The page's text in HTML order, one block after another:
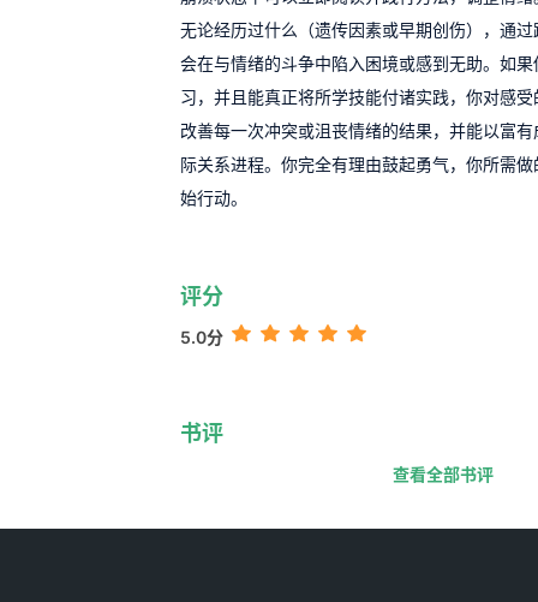
无论经历过什么（遗传因素或早期创伤），通
会在与情绪的斗争中陷入困境或感到无助。如
习，并且能真正将所学技能付诸实践，你对感
改善每一次冲突或沮丧情绪的结果，并能以富
际关系进程。你完全有理由鼓起勇气，你所需
始行动。
评分
5.0分
书评
查看全部书评